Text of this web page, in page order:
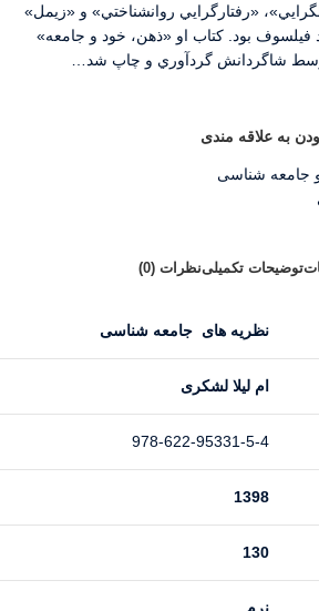
«رفتارگرايي روانشناختي» و «زيمل»
بود. كتاب او «ذهن، خود و جامعه»
شاگردانش گردآوري و چاپ شد…
به علاقه مندی
جامعه شناسی
توضیحات تکمیلینظرات (0)
نظریه های جامعه شناسی
ام لیلا لشکری
978-622-95331-5-4
1398
130
نرم